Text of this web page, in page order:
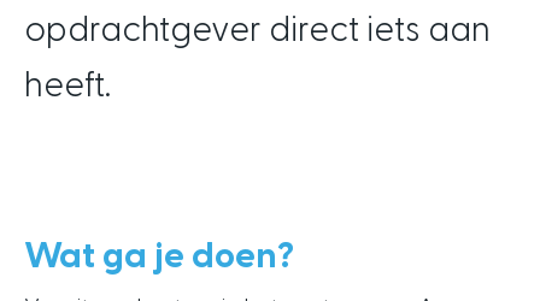
opdrachtgever direct iets aan
heeft.
Wat ga je doen?